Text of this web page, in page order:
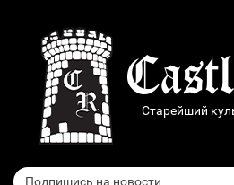
Старейший